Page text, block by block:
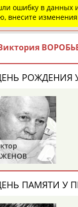
документов
23 сохранили
будут играть
ошибку в данных
внесите изменения
РОЖДЕНИЯ
ПАМЯТИ У